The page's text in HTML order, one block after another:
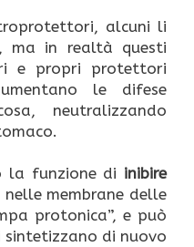
alcuni li
ma in realtà questi
e propri protettori
le difese
neutralizzando
la funzione di inibire
membrane delle
protonica”, e può
sintetizzano di nuovo